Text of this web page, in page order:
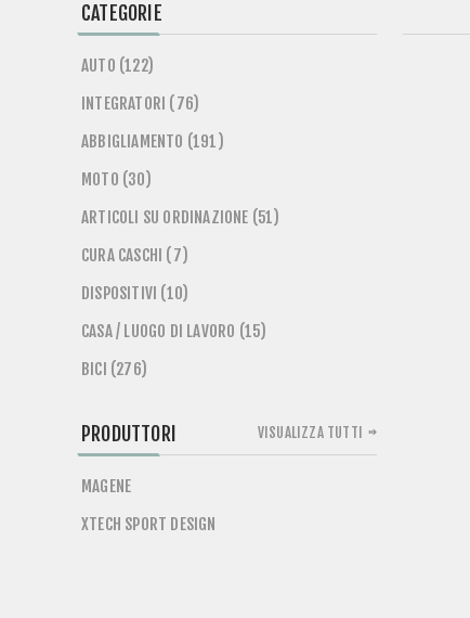
CATEGORIE
AUTO (122)
INTEGRATORI (76)
ABBIGLIAMENTO (191)
MOTO (30)
ARTICOLI SU ORDINAZIONE (51)
CURA CASCHI (7)
DISPOSITIVI (10)
CASA / LUOGO DI LAVORO (15)
BICI (276)
PRODUTTORI
MAGENE
XTECH SPORT DESIGN
VISUALIZZA TUTTI